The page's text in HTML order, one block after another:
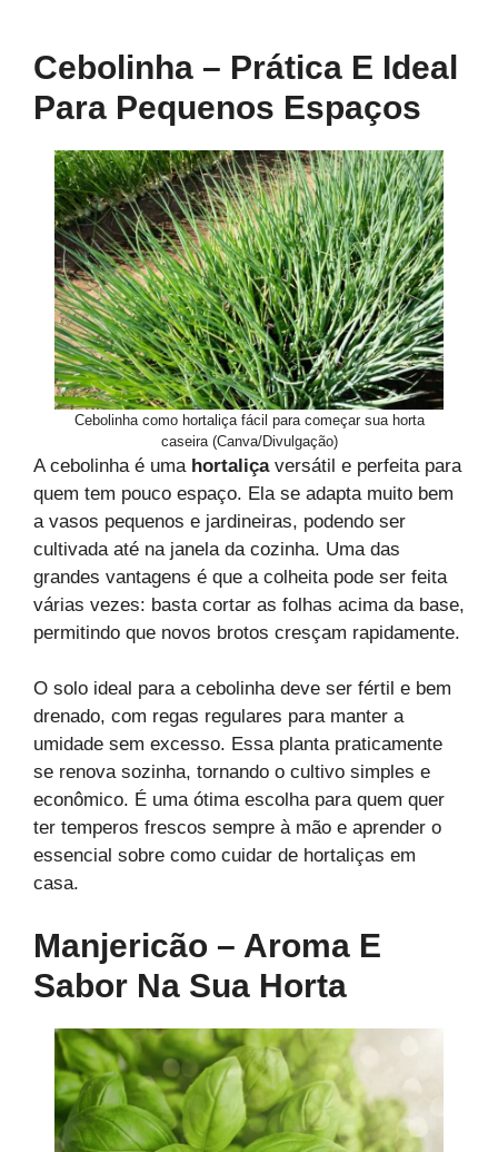
Cebolinha – Prática E Ideal
Para Pequenos Espaços
Cebolinha como hortaliça fácil para começar sua horta
caseira (Canva/Divulgação)
A cebolinha é uma hortaliçaversátil e perfeita para
quem tem pouco espaço. Ela se adapta muito bem
a vasos pequenos e jardineiras, podendo ser
cultivada até na janela da cozinha. Uma das
grandes vantagens é que a colheita pode ser feita
várias vezes: basta cortar as folhas acima da base,
permitindo que novos brotos cresçam rapidamente.
O solo ideal para a cebolinha deve ser fértil e bem
drenado, com regas regulares para manter a
umidade sem excesso. Essa planta praticamente
se renova sozinha, tornando o cultivo simples e
econômico. É uma ótima escolha para quem quer
ter temperos frescos sempre à mão e aprender o
essencial sobre como cuidar de hortaliças em
casa.
Manjericão – Aroma E
Sabor Na Sua Horta